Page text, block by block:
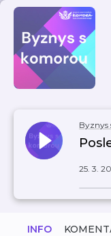
Byznys
25. 3.
INFO